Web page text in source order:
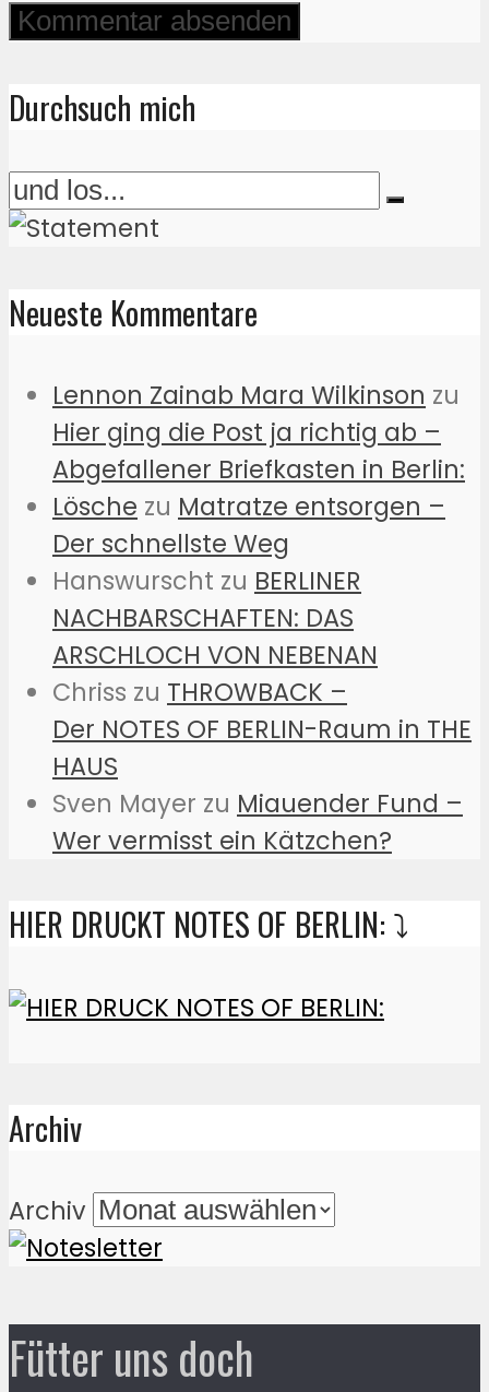
Durchsuch mich
Neueste Kommentare
Lennon Zainab Mara Wilkinson zu
Hier ging die Post ja richtig ab –
Abgefallener Briefkasten in Berlin:
Lösche zu Matratze entsorgen –
Der schnellste Weg
Hanswurscht zu BERLINER
NACHBARSCHAFTEN: DAS
ARSCHLOCH VON NEBENAN
Chriss zu THROWBACK –
Der NOTES OF BERLIN-Raum in THE
HAUS
Sven Mayer zu Miauender Fund –
Wer vermisst ein Kätzchen?
HIER DRUCKT NOTES OF BERLIN: ⤵️
Archiv
Archiv
Fütter uns doch